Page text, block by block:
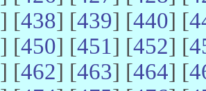
] [438] [439] [440] [
] [450] [451] [452] [
] [462] [463] [464] [